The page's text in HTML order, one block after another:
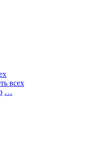
всех
…